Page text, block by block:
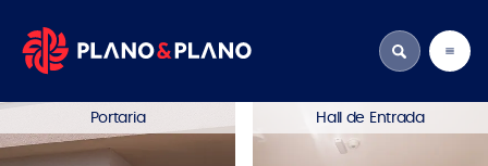
Portaria Hall de Entrada